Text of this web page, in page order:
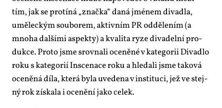
tím, jak se pro­tí­ná „znač­ka“ da­ná jmé­nem di­va­dla,
umě­lec­kým sou­bo­rem, ak­tiv­ním PR od­dě­le­ním (a
mno­ha dal­ší­mi aspek­ty) a kva­li­ta ry­ze di­va­del­ní pro­
duk­ce. Pro­to jsme srov­na­li oce­ně­né v ka­te­go­rii Di­va­dlo
roku s ka­te­go­rií In­sce­na­ce roku a hle­da­li jsme ta­ko­vá
oce­ně­ná dí­la, kte­rá by­la uve­de­na v in­sti­tu­ci, jež ve stej­
ný rok zís­ka­la i oce­ně­ní ja­ko ce­lek.